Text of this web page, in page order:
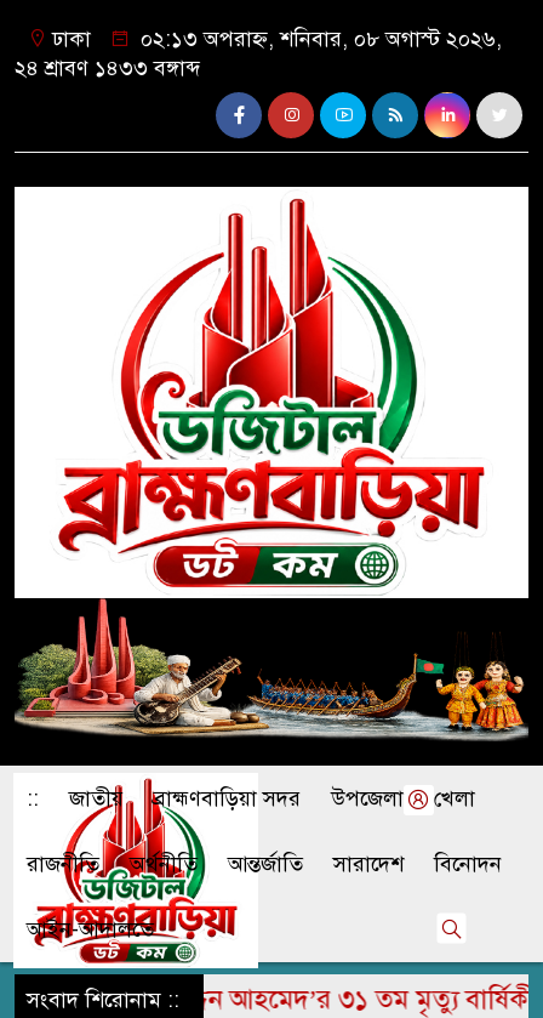
ঢাকা
০২:১৩ অপরাহ্ন, শনিবার, ০৮ অগাস্ট ২০২৬,
২৪ শ্রাবণ ১৪৩৩ বঙ্গাব্দ
:: জাতীয় ব্রাহ্মণবাড়িয়া সদর উপজেলা খেলা
রাজনীতি অর্থনীতি আন্তর্জাতি সারাদেশ বিনোদন
আইন-আদালতে
সংবাদ শিরোনাম ::
জামির উদ্দিন আহমেদ’র ৩১ তম মৃত্যু বার্ষিকী